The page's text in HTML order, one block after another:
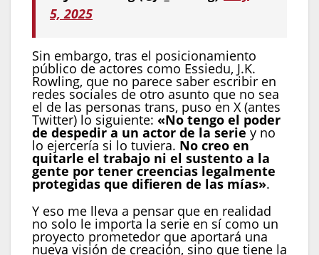
5, 2025
Sin embargo, tras el posicionamiento
público de actores como Essiedu, J.K.
Rowling, que no parece saber escribir en
redes sociales de otro asunto que no sea
el de las personas trans, puso en X (antes
Twitter) lo siguiente: «No tengo el poder
de despedir a un actor de la seriey no
lo ejercería si lo tuviera. No creo en
quitarle el trabajo ni el sustento a la
gente por tener creencias legalmente
protegidas que difieren de las mías».
Y eso me lleva a pensar que en realidad
no solo le importa la serie en sí como un
proyecto prometedor que aportará una
nueva visión de creación, sino que tiene la